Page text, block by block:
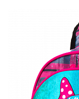
ПЛЯШКИ ДЛЯ ВОДИ
SCHOOL STANDARD